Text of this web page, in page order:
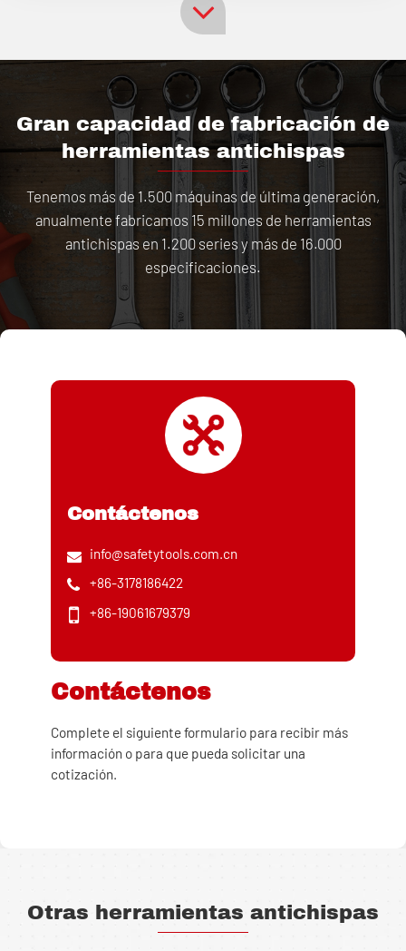
Gran capacidad de fabricación de
herramientas antichispas
Tenemos más de 1.500 máquinas de última generación,
anualmente fabricamos 15 millones de herramientas
antichispas en 1.200 series y más de 16.000
especificaciones.
Contáctenos
info@safetytools.com.cn
+86-3178186422
+86-19061679379
Contáctenos
Complete el siguiente formulario para recibir más
información o para que pueda solicitar una
cotización.
Otras herramientas antichispas